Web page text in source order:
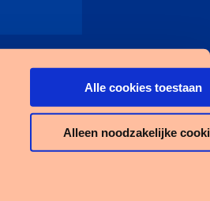
Alle cookies toestaan
Alleen noodzakelijke